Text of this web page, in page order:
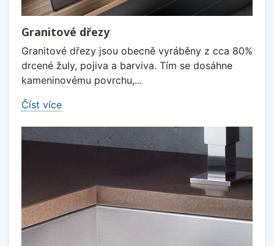
Granitové dřezy
Granitové dřezy jsou obecně vyráběny z cca 80%
drcené žuly, pojiva a barviva. Tím se dosáhne
kameninovému povrchu,...
Číst více